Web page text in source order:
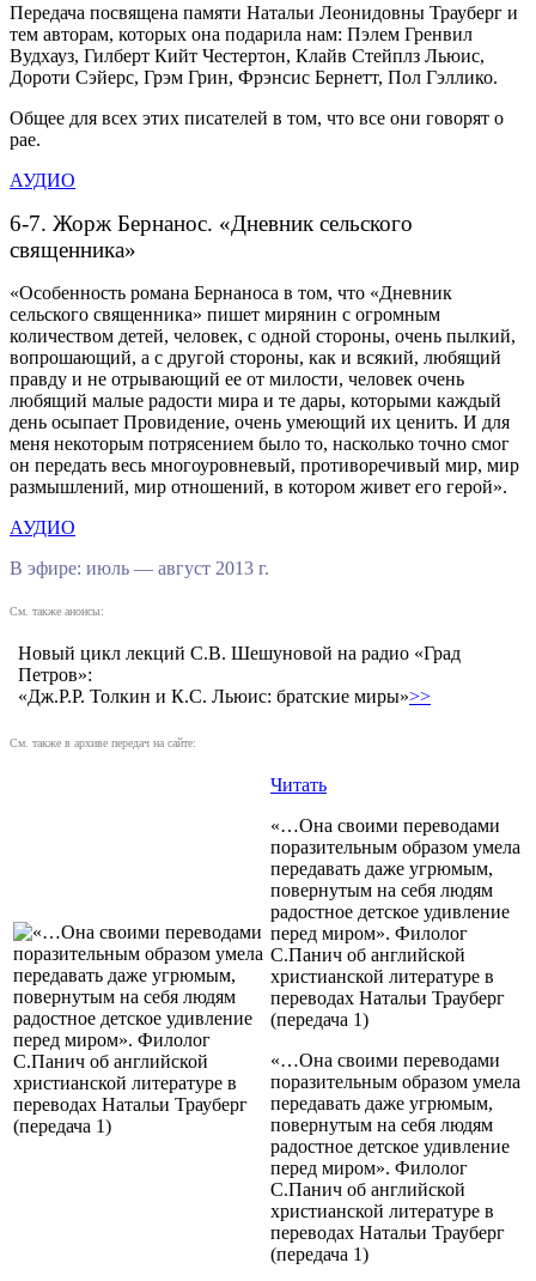
Передача посвящена памяти Натальи Леонидовны Трауберг и
тем авторам, которых она подарила нам: Пэлем Гренвил
Вудхауз, Гилберт Кийт Честертон, Клайв Стейплз Льюис,
Дороти Сэйерс, Грэм Грин, Фрэнсис Бернетт, Пол Гэллико.
Общее для всех этих писателей в том, что все они говорят о
рае.
АУДИО
6-7. Жорж Бернанос. «Дневник сельского
священника»
«Особенность романа Бернаноса в том, что «Дневник
сельского священника» пишет мирянин с огромным
количеством детей, человек, с одной стороны, очень пылкий,
вопрошающий, а с другой стороны, как и всякий, любящий
правду и не отрывающий ее от милости, человек очень
любящий малые радости мира и те дары, которыми каждый
день осыпает Провидение, очень умеющий их ценить. И для
меня некоторым потрясением было то, насколько точно смог
он передать весь многоуровневый, противоречивый мир, мир
размышлений, мир отношений, в котором живет его герой».
АУДИО
В эфире: июль — август 2013 г.
См. также анонсы:
Новый цикл лекций С.В. Шешуновой на радио «Град
Петров»:
«Дж.Р.Р. Толкин и К.С. Льюис: братские миры»>>
См. также в архиве передач на сайте:
Читать
«…Она своими переводами
поразительным образом умела
передавать даже угрюмым,
повернутым на себя людям
радостное детское удивление
перед миром». Филолог
С.Панич об английской
христианской литературе в
переводах Натальи Трауберг
(передача 1)
«…Она своими переводами
поразительным образом умела
передавать даже угрюмым,
повернутым на себя людям
радостное детское удивление
перед миром». Филолог
С.Панич об английской
христианской литературе в
переводах Натальи Трауберг
(передача 1)